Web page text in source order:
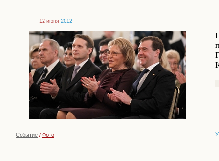
12 июня 2012
Событие / Фото